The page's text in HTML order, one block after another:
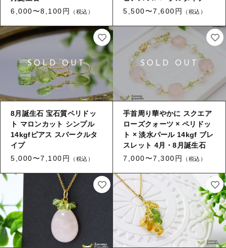
6,000〜8,100円
（税込）
5,500〜7,600円
（税込）
8月誕生石 宝石質ペリドッ
ト マロンカット シンプル
14kgfピアス スパークルタ
イプ
5,000〜7,100円
（税込）
手首周り華やかに スクエア
ローズクォーツ × ペリドッ
ト × 淡水パール 14kgf ブレ
スレット 4月・8月誕生石
7,000〜7,300円
（税込）